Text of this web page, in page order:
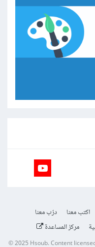
اكتب معنا
درّب معنا
مركز المساعدة
© 2025Hsoub.Content